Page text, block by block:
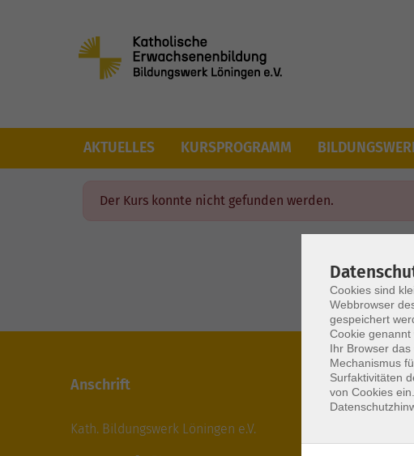
Skip to main content
AKTUELLES KURSPROGRAMM
Der Kurs konnte nicht gefunden werden.
Anschrift
Kath. Bildungswerk Löningen e.V.
Cookies sind
Webbrowser
gespeichert
Cookie
Ihr Browser
Mechanismus
Surfaktivitäten
von Cookies